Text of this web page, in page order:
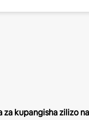
za kupangisha zilizo